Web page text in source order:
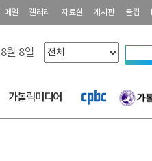
메일 갤러리 자료실 게시판 클럽
월 8일
가톨릭미디어